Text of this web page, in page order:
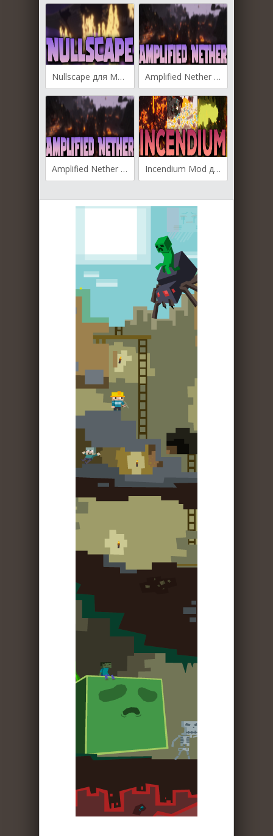
Nullscape для Майнкрафт [1.21.11, 1.21.10, 1.21.9] Amplified Nether для Майнкрафт [1.21.5, 1.21.4]
Amplified Nether для Майнкрафт [1.20.6, 1.20.4, 1.20.2] Incendium Mod для Майнкрафт [1.20.1, 1.19.4, 1.19.3]